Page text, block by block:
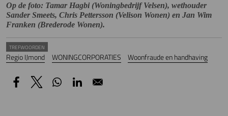
Op de foto: Tamar Hagbi (Woningbedrijf Velsen), wethouder
Sander Smeets, Chris Pettersson (Velison Wonen) en Jan Wim
Franken (Brederode Wonen).
TREFWOORDEN
Regio IJmond WONINGCORPORATIES Woonfraude en handhaving